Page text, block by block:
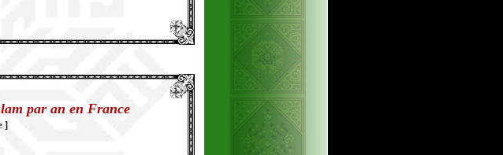
par an en France
]